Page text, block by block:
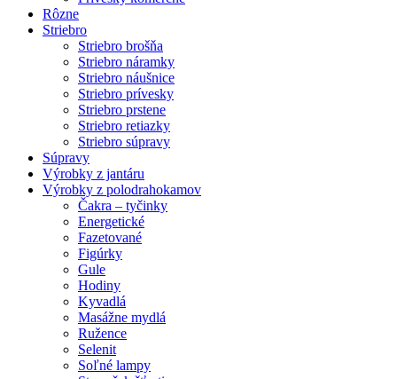
Rôzne
Striebro
Striebro brošňa
Striebro náramky
Striebro náušnice
Striebro prívesky
Striebro prstene
Striebro retiazky
Striebro súpravy
Súpravy
Výrobky z jantáru
Výrobky z polodrahokamov
Čakra – tyčinky
Energetické
Fazetované
Figúrky
Gule
Hodiny
Kyvadlá
Masážne mydlá
Ružence
Selenit
Soľné lampy